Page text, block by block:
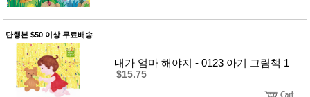
패
션
어른내
의
유/아동
내의
가방/지
갑/케이
스
패션/잡
단행본 $50 이상 무료배송
내가 엄마 해야지 - 0123 아기 그림책 1
$15.75